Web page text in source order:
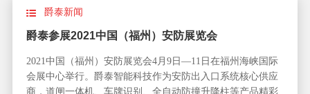
爵泰新闻
爵泰参展2021中国（福州）安防展览会
2021中国（福州）安防展览会4月9日—11日在福州海峡国际
会展中心举行。爵泰智能科技作为安防出入口系统核心供应
商，道闸一体机、车牌识别、全自动防撞升降柱等产品精彩